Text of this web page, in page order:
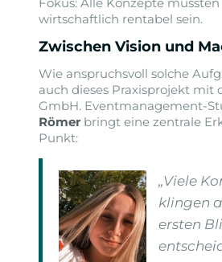
wirtschaftlich rentabel sein.
Zwischen Vision und
Wie anspruchsvoll solche
auch dieses Praxisprojekt mit
GmbH. Eventmanagement-
Römer bringt eine zentrale
Punkt:
„Viele
klingen
ersten